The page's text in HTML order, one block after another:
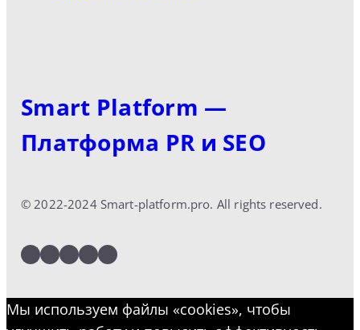
Smart Platform —
Платформа PR и SEO
© 2022-2024 Smart-platform.pro. All rights reserved.
LinkedIn
Facebook
Twitter
Instagram
YouTube
Мы используем файлы «cookies», чтобы